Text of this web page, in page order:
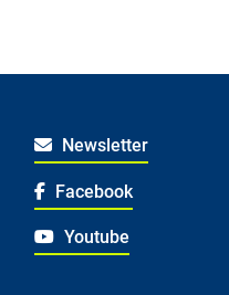
Newsletter
Facebook
Youtube